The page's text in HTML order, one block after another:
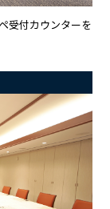
受付カウンターを